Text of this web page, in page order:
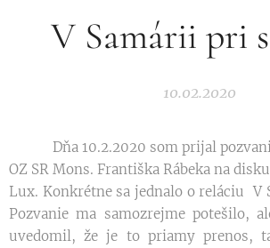
V Samárii pri
10.02.2020
Dňa 10.2.2020 som prijal pozvanie
OZ SR Mons. Františka Rábeka na
Lux. Konkrétne sa jednalo o reláciu V
Pozvanie ma samozrejme potešilo,
uvedomil, že je to priamy prenos,